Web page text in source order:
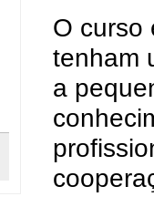
O curso
tenham
a